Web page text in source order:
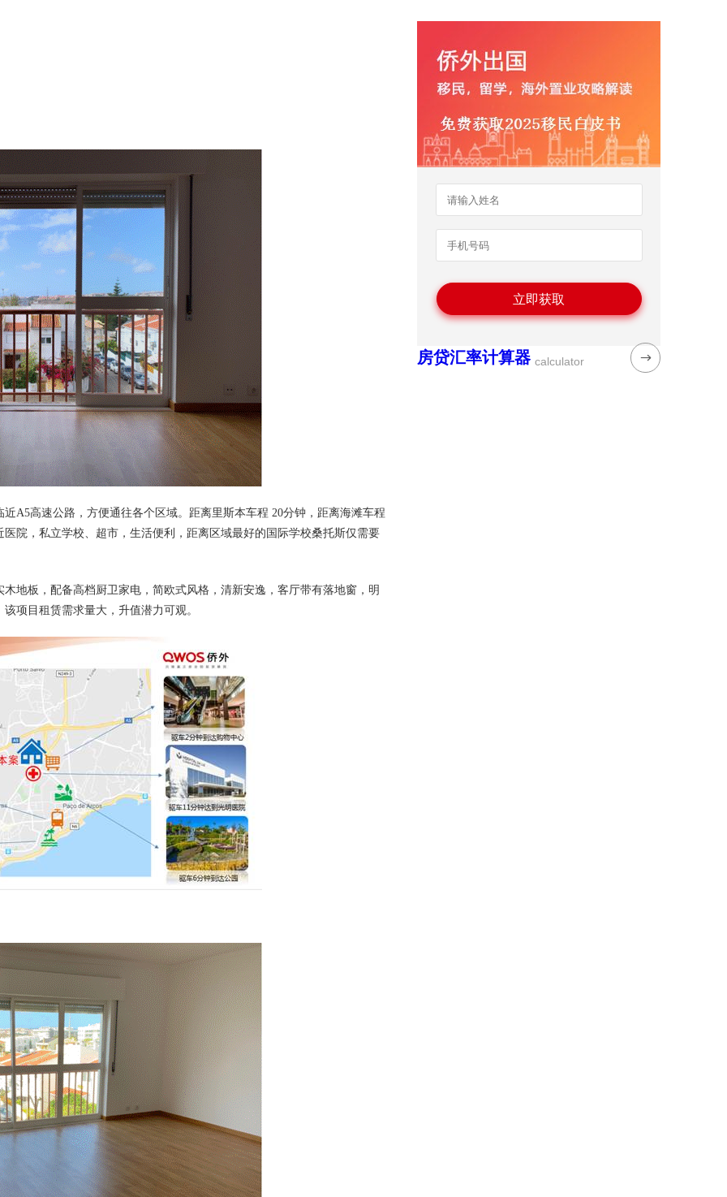
高速公路，方便通往各个区域。距离里斯本车程 20分钟，距离海滩车程
院，私立学校、超市，生活便利，距离区域最好的国际学校桑托斯仅需要
板，配备高档厨卫家电，简欧式风格，清新安逸，客厅带有落地窗，明
项目租赁需求量大，升值潜力可观。
房贷汇率计算器 calculator